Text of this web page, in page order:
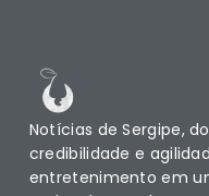
Notícias de Sergipe,
credibilidade e
entretenimento em